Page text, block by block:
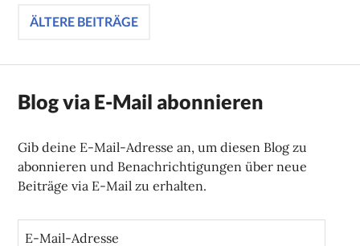
Beitragsnavigation
ÄLTERE BEITRÄGE
Blog via E-Mail abonnieren
Gib deine E-Mail-Adresse an, um diesen Blog zu
abonnieren und Benachrichtigungen über neue
Beiträge via E-Mail zu erhalten.